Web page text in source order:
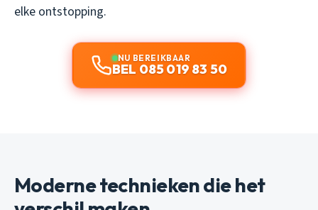
elke ontstopping.
NU BEREIKBAAR
BEL 085 019 83 50
Moderne technieken die het